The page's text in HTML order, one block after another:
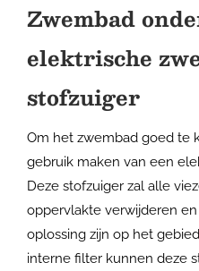
Zwembad
elektrische
stofzuiger
Om het zwembad goed te
gebruik maken van een
Deze stofzuiger zal alle
oppervlakte verwijderen
oplossing zijn op het
interne filter kunnen deze